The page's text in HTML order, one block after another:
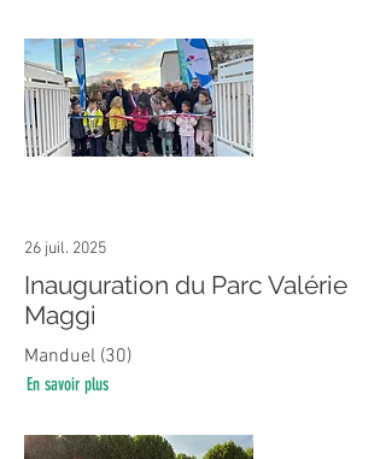
26 juil. 2025
Inauguration du Parc Valérie
Maggi
Manduel (30)
En savoir plus